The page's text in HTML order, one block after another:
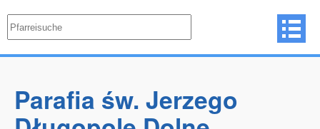
Parafia św. Jerzego